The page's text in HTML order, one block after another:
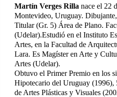
Martín Verges Rilla nace el 22
Montevideo, Uruguay.
Titular (Gr. 5) Área de Plano.
(Udelar).Estudió en el Instituto
Artes, en la Facultad de
Lara. Es Magíster en Arte y
Artes (Udelar).
Obtuvo el Primer Premio en los
Hipotecario del Uruguay (1996),
de Artes Plásticas y Visuales